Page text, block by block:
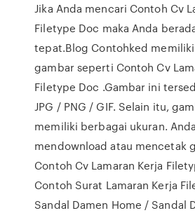
Jika Anda mencari Contoh Cv
Filetype Doc maka Anda
tepat.Blog Contohked
gambar seperti Contoh Cv
Filetype Doc .Gambar ini
JPG / PNG / GIF. Selain itu,
memiliki berbagai ukuran.
mendownload atau mencetak
Contoh Cv Lamaran Kerja
Contoh Surat Lamaran Kerja
Sandal Damen Home / Sandal